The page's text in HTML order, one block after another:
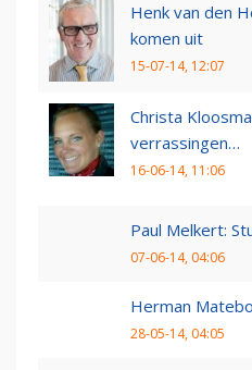
Henk van den
komen uit
15-07-14, 12:07
Christa
verrassingen…
16-06-14, 11:06
Paul Melkert:
07-06-14, 04:06
Herman
28-05-14, 04:05